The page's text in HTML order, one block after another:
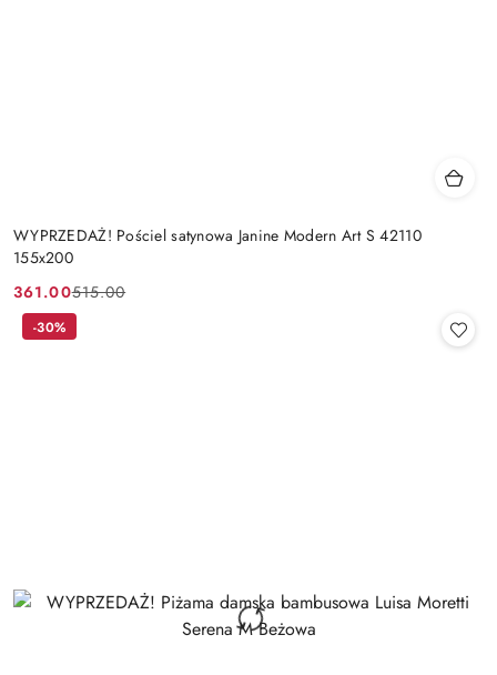
WYPRZEDAŻ! Pościel satynowa Janine Modern Art S 42110
155x200
Cena
promocyjna:
361.00
Cena
przed
515.00
-30%